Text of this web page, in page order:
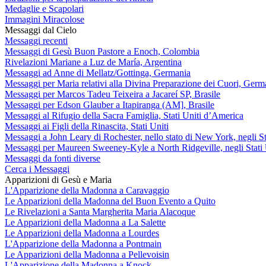
Medaglie e Scapolari
Immagini Miracolose
Messaggi dal Cielo
Messaggi recenti
Messaggi di Gesù Buon Pastore a Enoch, Colombia
Rivelazioni Mariane a Luz de María, Argentina
Messaggi ad Anne di Mellatz/Gottinga, Germania
Messaggi per Maria relativi alla Divina Preparazione dei Cuori,
Messaggi per Marcos Tadeu Teixeira a Jacareí SP, Brasile
Messaggi per Edson Glauber a Itapiranga (AM], Brasile
Messaggi al Rifugio della Sacra Famiglia, Stati Uniti d’America
Messaggi ai Figli della Rinascita, Stati Uniti
Messaggi a John Leary di Rochester, nello stato di New York, negli
Messaggi per Maureen Sweeney-Kyle a North Ridgeville, negli Stati
Messaggi da fonti diverse
Cerca i Messaggi
Apparizioni di Gesù e Maria
L'Apparizione della Madonna a Caravaggio
Le Apparizioni della Madonna del Buon Evento a Quito
Le Rivelazioni a Santa Margherita Maria Alacoque
Le Apparizioni della Madonna a La Salette
Le Apparizioni della Madonna a Lourdes
L'Apparizione della Madonna a Pontmain
Le Apparizioni della Madonna a Pellevoisin